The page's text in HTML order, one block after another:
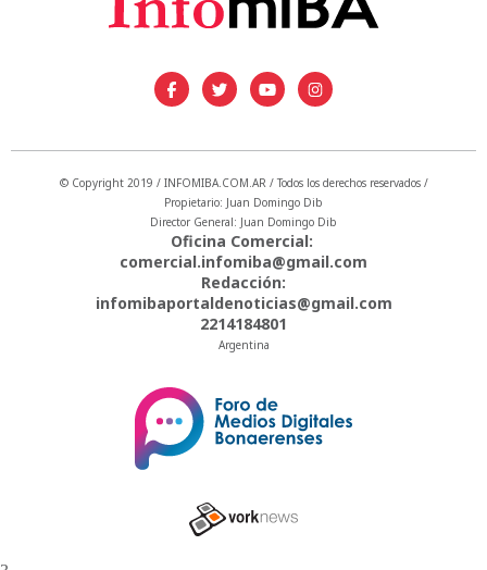
© Copyright 2019 / INFOMIBA.COM.AR / Todos los derechos reservados /
Propietario: Juan Domingo Dib
Director General: Juan Domingo Dib
Oficina Comercial:
comercial.infomiba@gmail.com
Redacción:
infomibaportaldenoticias@gmail.com
2214184801
Argentina